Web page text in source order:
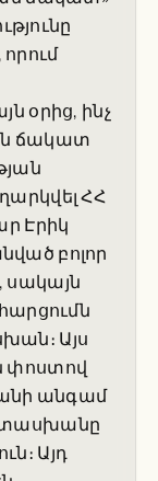
օրից, ինչ
ճակատ
ՀՀ
Էրիկ
բոլոր
սակայն
Այս
փոստով
անգամ
Այդ